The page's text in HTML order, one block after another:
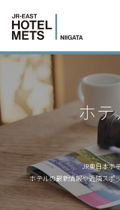
ホ
JR東日本ホ
ホテルの最新情報や近隣スポ